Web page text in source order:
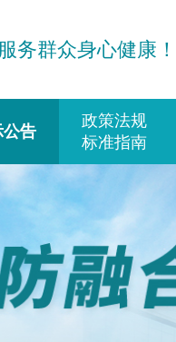
务群众身心健康！
公告
政策法规
标准指南